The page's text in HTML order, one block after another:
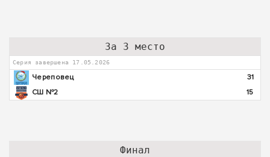
За 3 место
Серия завершена 17.05.2026
Череповец
31
СШ №2
15
Финал